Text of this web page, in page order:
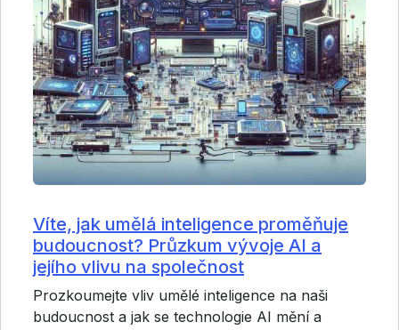
Víte, jak umělá inteligence proměňuje
budoucnost? Průzkum vývoje AI a
jejího vlivu na společnost
Prozkoumejte vliv umělé inteligence na naši
budoucnost a jak se technologie AI mění a